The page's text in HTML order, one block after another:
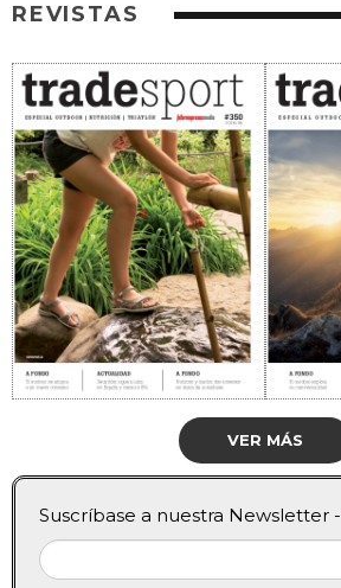
REVISTAS
VER MÁS
Suscríbase a nuestra Newsletter -